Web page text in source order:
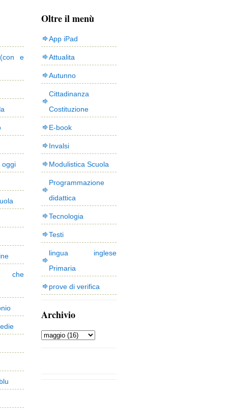
e
oggi
che
Oltre il menù
App iPad
Attualita
Autunno
Cittadinanza
Costituzione
E-book
Invalsi
Modulistica Scuola
Programmazione
didattica
Tecnologia
Testi
lingua inglese
Primaria
prove di verifica
Archivio